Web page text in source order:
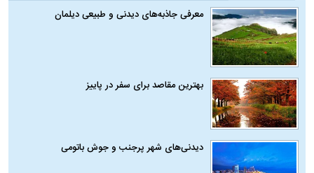
معرفی جاذبه‌های دیدنی و طبیعی دیلمان
بهترین مقاصد برای سفر در پاییز
دیدنی‌های شهر پرجنب و جوش باتومی